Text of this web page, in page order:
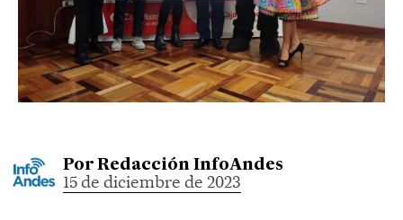
Por Redacción InfoAndes
15 de diciembre de 2023